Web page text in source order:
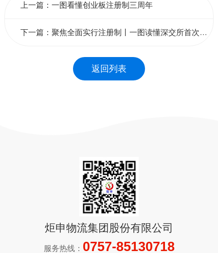
上一篇：一图看懂创业板注册制三周年
下一篇：聚焦全面实行注册制丨一图读懂深交所首次公开发行股票上市审核
返回列表
炬申物流集团股份有限公司
服务热线： 0757-85130718